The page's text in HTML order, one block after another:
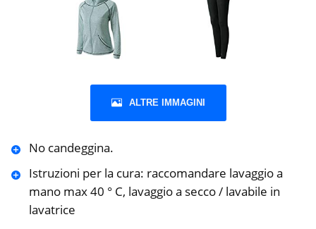
ALTRE IMMAGINI
No candeggina.
Istruzioni per la cura: raccomandare lavaggio a
mano max 40 ° C, lavaggio a secco / lavabile in
lavatrice